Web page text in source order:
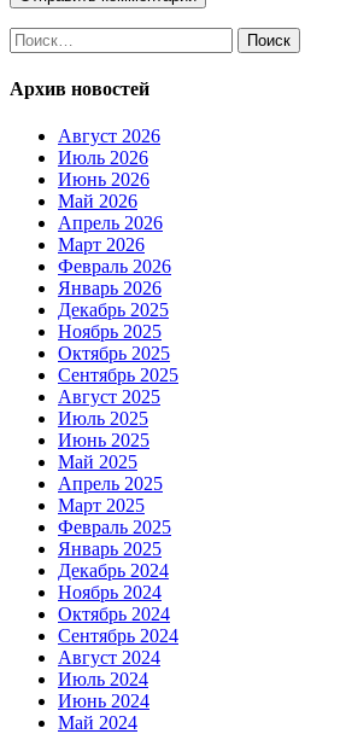
Найти:
Архив новостей
Август 2026
Июль 2026
Июнь 2026
Май 2026
Апрель 2026
Март 2026
Февраль 2026
Январь 2026
Декабрь 2025
Ноябрь 2025
Октябрь 2025
Сентябрь 2025
Август 2025
Июль 2025
Июнь 2025
Май 2025
Апрель 2025
Март 2025
Февраль 2025
Январь 2025
Декабрь 2024
Ноябрь 2024
Октябрь 2024
Сентябрь 2024
Август 2024
Июль 2024
Июнь 2024
Май 2024